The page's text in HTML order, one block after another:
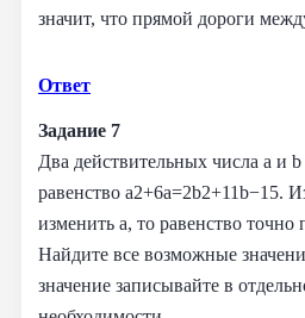
значит, что прямой дороги
Ответ
Задание 7
Два действительных числа a и
равенство a2+6a=2b2+11b−15.
изменить a, то равенство
Найдите все возможные
значение записывайте в